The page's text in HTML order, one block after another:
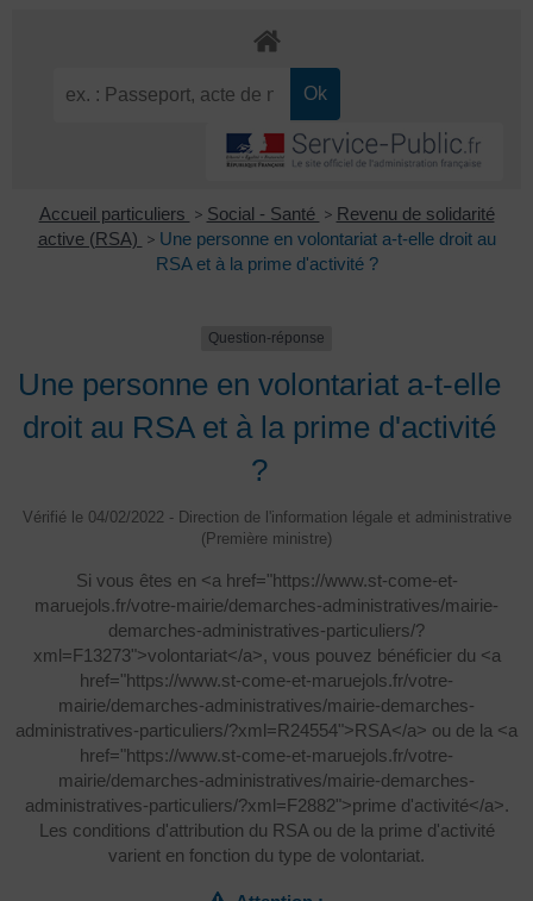
Accueil particuliers > Social - Santé > Revenu de solidarité
active (RSA) > Une personne en volontariat a-t-elle droit au
RSA et à la prime d'activité ?
Question-réponse
Une personne en volontariat a-t-elle
droit au RSA et à la prime d'activité
?
Vérifié le 04/02/2022 - Direction de l'information légale et administrative
(Première ministre)
Si vous êtes en <a href="https://www.st-come-et-
maruejols.fr/votre-mairie/demarches-administratives/mairie-
demarches-administratives-particuliers/?
xml=F13273">volontariat</a>, vous pouvez bénéficier du <a
href="https://www.st-come-et-maruejols.fr/votre-
mairie/demarches-administratives/mairie-demarches-
administratives-particuliers/?xml=R24554">RSA</a> ou de la <a
href="https://www.st-come-et-maruejols.fr/votre-
mairie/demarches-administratives/mairie-demarches-
administratives-particuliers/?xml=F2882">prime d'activité</a>.
Les conditions d'attribution du RSA ou de la prime d'activité
varient en fonction du type de volontariat.